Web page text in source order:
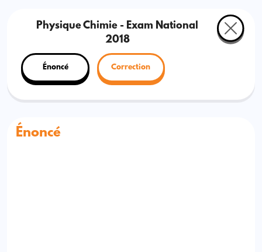
Physique Chimie - Exam National
2018
Énoncé Correction
Énoncé